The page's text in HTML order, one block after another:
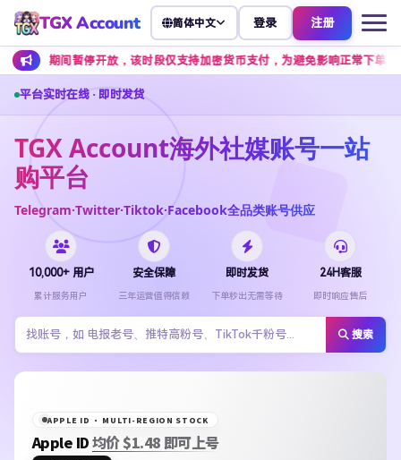
TGX Account 简体中文 登录 注册
开放，该时段仅支持加密货币支付，为避免影响正常下单，建议提前安排
平台实时在线 · 即时发货
TGX Account海外社媒账号一站
购平台
Telegram·Twitter·Tiktok·Facebook全品类账号供应
10,000+ 用户
累计服务用户
安全保障
三年运营值得信赖
即时发货
下单秒出无需等待
24H客服
即时响应售后
搜索
APPLE ID · MULTI-REGION STOCK
Apple ID均价 $1.48 即可上号